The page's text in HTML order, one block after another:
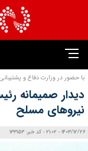
با حضور در وزارت دفاع و
دیدار صمیمانه
نیروهای مسلح
1403/12/26 - 21:02 - کد خبر: 133153